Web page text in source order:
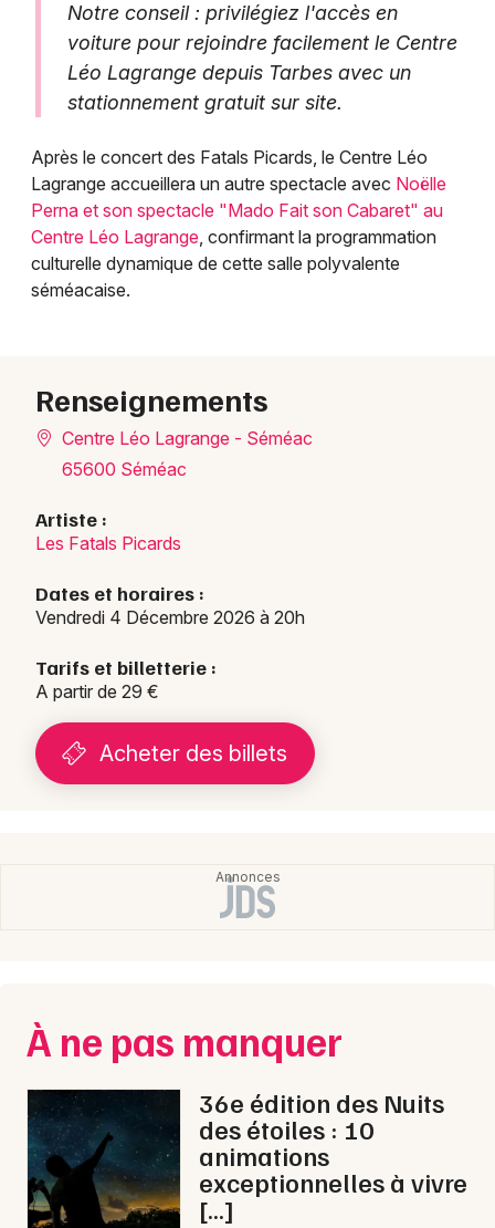
Notre conseil : privilégiez l'accès en
voiture pour rejoindre facilement le Centre
Léo Lagrange depuis Tarbes avec un
stationnement gratuit sur site.
Après le concert des Fatals Picards, le Centre Léo
Lagrange accueillera un autre spectacle avec Noëlle
Perna et son spectacle "Mado Fait son Cabaret" au
Centre Léo Lagrange, confirmant la programmation
culturelle dynamique de cette salle polyvalente
séméacaise.
Renseignements
Centre Léo Lagrange - Séméac
65600 Séméac
Artiste :
Les Fatals Picards
Dates et horaires :
Vendredi 4 Décembre 2026 à 20h
Tarifs et billetterie :
A partir de 29 €
Acheter des billets
À ne pas manquer
36e édition des Nuits
des étoiles : 10
animations
exceptionnelles à vivre
[…]